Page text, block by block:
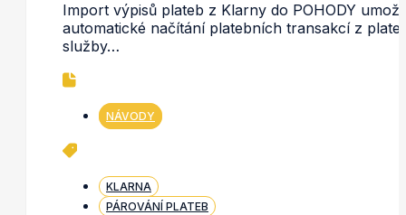
Import výpisů plateb z Klarny do POHODY
automatické načítání platebních transakcí z
služby…
NÁVODY
KLARNA
PÁROVÁNÍ PLATEB